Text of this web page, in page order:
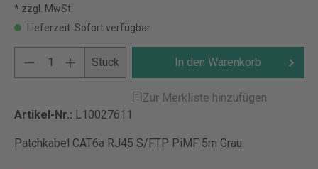
* zzgl. MwSt.
Lieferzeit: Sofort verfügbar
Stück In den Warenkorb
Zur Merkliste hinzufügen
Artikel-Nr.: L10027611
Patchkabel CAT6a RJ45 S/FTP PiMF 5m Grau